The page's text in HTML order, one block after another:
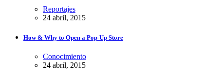
Reportajes
24 abril, 2015
How & Why to Open a Pop-Up Store
Conocimiento
24 abril, 2015